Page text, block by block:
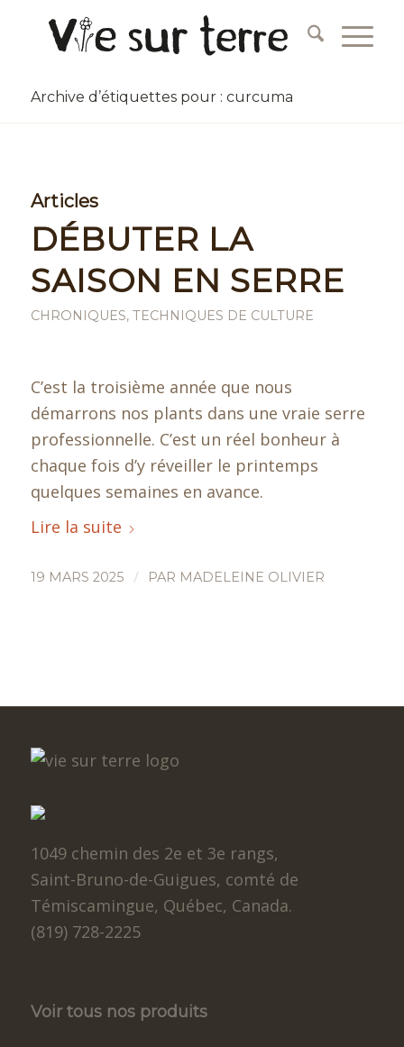
Archive d’étiquettes pour : curcuma
Articles
DÉBUTER LA
SAISON EN SERRE
CHRONIQUES, TECHNIQUES DE CULTURE
C’est la troisième année que nous
démarrons nos plants dans une vraie serre
professionnelle. C’est un réel bonheur à
chaque fois d’y réveiller le printemps
quelques semaines en avance.
Lire la suite
19 MARS 2025 / PAR MADELEINE OLIVIER
1049 chemin des 2e et 3e rangs,
Saint-Bruno-de-Guigues, comté de
Témiscamingue, Québec, Canada.
(819) 728-2225
Voir tous nos produits